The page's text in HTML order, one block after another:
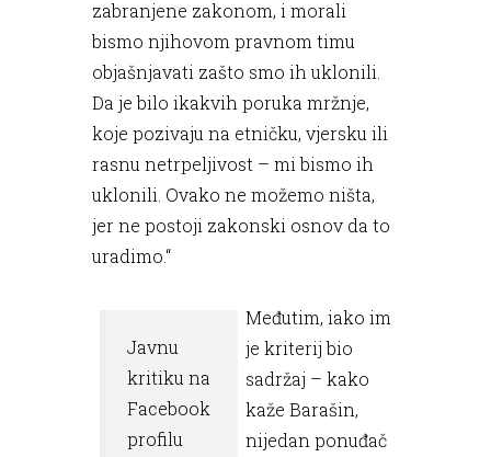
zabranjene zakonom, i morali
bismo njihovom pravnom timu
objašnjavati zašto smo ih uklonili.
Da je bilo ikakvih poruka mržnje,
koje pozivaju na etničku, vjersku ili
rasnu netrpeljivost – mi bismo ih
uklonili. Ovako ne možemo ništa,
jer ne postoji zakonski osnov da to
uradimo.“
Javnu
kritiku na
Facebook
profilu
Međutim, iako im
je kriterij bio
sadržaj – kako
kaže Barašin,
nijedan ponuđač